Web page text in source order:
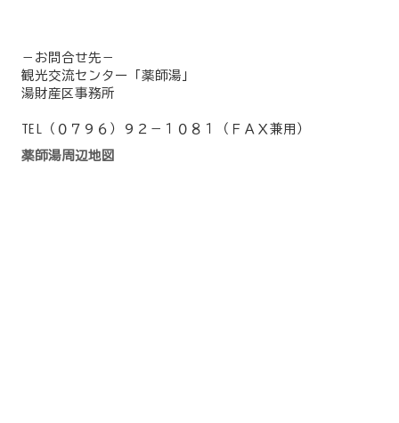
－お問合せ先－
観光交流センター「薬師湯」
湯財産区事務所
TEL（０７９６）９２－１０８１（ＦＡＸ兼用）
薬師湯周辺地図